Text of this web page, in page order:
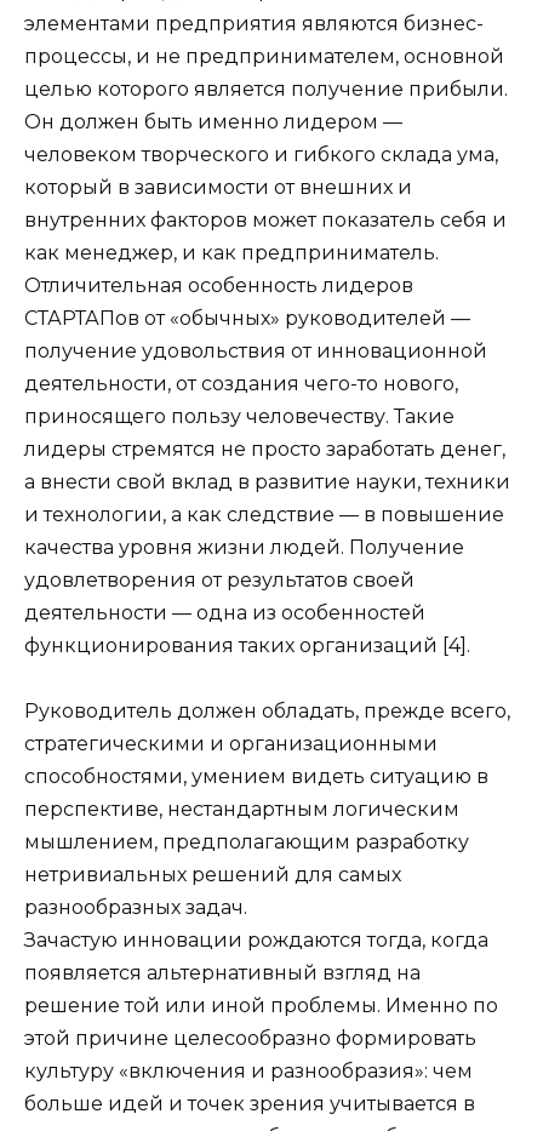
элементами предприятия являются бизнес-
процессы, и не предпринимателем, основной
целью которого является получение прибыли.
Он должен быть именно лидером —
человеком творческого и гибкого склада ума,
который в зависимости от внешних и
внутренних факторов может показатель себя и
как менеджер, и как предприниматель.
Отличительная особенность лидеров
СТАРТАПов от «обычных» руководителей —
получение удовольствия от инновационной
деятельности, от создания чего-то нового,
приносящего пользу человечеству. Такие
лидеры стремятся не просто заработать денег,
а внести свой вклад в развитие науки, техники
и технологии, а как следствие — в повышение
качества уровня жизни людей. Получение
удовлетворения от результатов своей
деятельности — одна из особенностей
функционирования таких организаций [4].
Руководитель должен обладать, прежде всего,
стратегическими и организационными
способностями, умением видеть ситуацию в
перспективе, нестандартным логическим
мышлением, предполагающим разработку
нетривиальных решений для самых
разнообразных задач.
Зачастую инновации рождаются тогда, когда
появляется альтернативный взгляд на
решение той или иной проблемы. Именно по
этой причине целесообразно формировать
культуру «включения и разнообразия»: чем
больше идей и точек зрения учитывается в